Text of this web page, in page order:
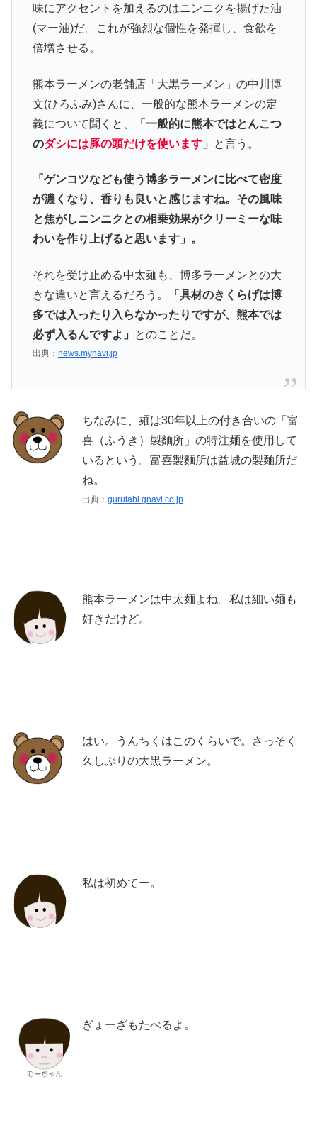
味にアクセントを加えるのはニンニクを揚げた油
(マー油)だ。これが強烈な個性を発揮し、食欲を
倍増させる。
熊本ラーメンの老舗店「大黒ラーメン」の中川博
文(ひろふみ)さんに、一般的な熊本ラーメンの定
義について聞くと、
「一般的に熊本ではとんこつ
のダシには豚の頭だけを使います」 と言う。
「ゲンコツなども使う博多ラーメンに比べて密度
が濃くなり、香りも良いと感じますね。その風味
と焦がしニンニクとの相乗効果がクリーミーな味
わいを作り上げると思います」。
それを受け止める中太麺も、博多ラーメンとの大
きな違いと言えるだろう。
「具材のきくらげは博
多では入ったり入らなかったりですが、熊本では
必ず入るんですよ」
とのことだ。
出典： news.mynavi.jp
ちなみに、麺は30年以上の付き合いの「富
喜（ふうき）製麵所」の特注麺を使用して
いるという。富喜製麵所は益城の製麺所だ
ね。
出典： gurutabi.gnavi.co.jp
熊本ラーメンは中太麺よね。私は細い麺も
好きだけど。
はい。うんちくはこのくらいで。さっそく
久しぶりの大黒ラーメン。
私は初めてー。
ぎょーざもたべるよ。